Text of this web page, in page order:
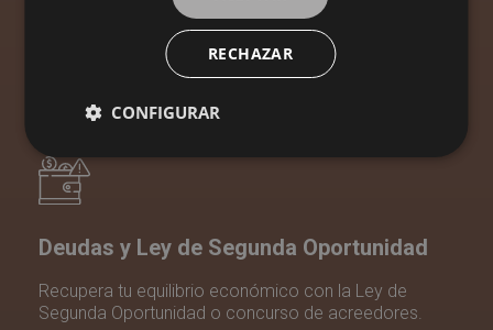
Te acompañamos en procesos de divorcio, custodia,
pensiones y medidas de protección de menores,
Deudas y Ley de Segunda Oportunidad
Recupera tu equilibrio económico con la Ley de
Segunda Oportunidad o concurso de acreedores.
RECHAZAR
CONFIGURAR